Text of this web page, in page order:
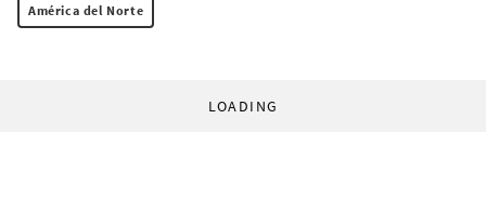
América del Norte
LOADING